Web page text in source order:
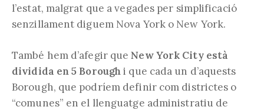
l’estat, malgrat que a vegades per simplificació
senzillament diguem Nova York o New York.
També hem d’afegir queNew York City està
dividida en 5 Boroughi que cada un d’aquests
Borough, que podríem definir com districtes o
“comunes” en el llenguatge administratiu de